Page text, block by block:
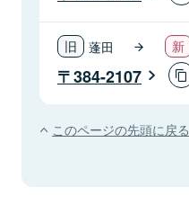
蓬田
384-2107
このページの先頭に戻る